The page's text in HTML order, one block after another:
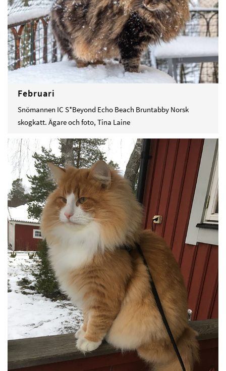
Februari
Snömannen IC S*Beyond Echo Beach Bruntabby Norsk
skogkatt. Ägare och foto, Tina Laine